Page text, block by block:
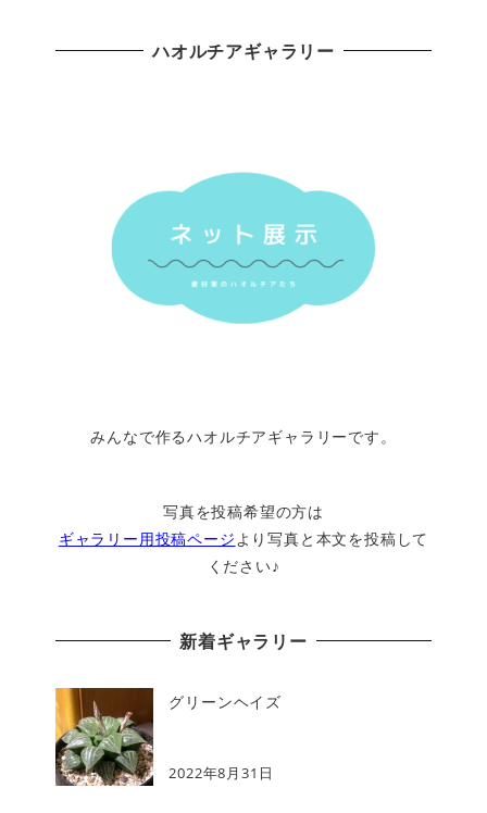
ハオルチアギャラリー
みんなで作るハオルチアギャラリーです。
写真を投稿希望の方は
ギャラリー用投稿ページ より写真と本文を投稿して
ください♪
新着ギャラリー
グリーンヘイズ
2022年8月31日